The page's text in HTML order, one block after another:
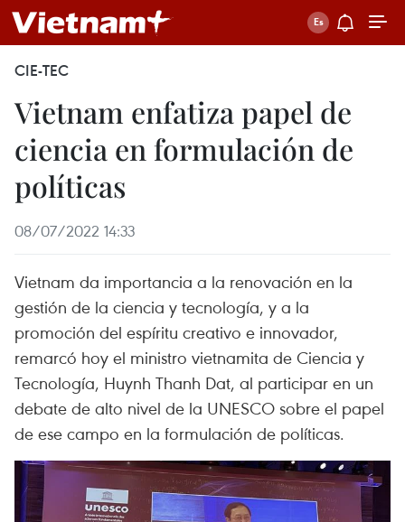
CIE-TEC
Vietnam enfatiza papel de
ciencia en formulación de
políticas
08/07/2022 14:33
Vietnam da importancia a la renovación en la
gestión de la ciencia y tecnología, y a la
promoción del espíritu creativo e innovador,
remarcó hoy el ministro vietnamita de Ciencia y
Tecnología, Huynh Thanh Dat, al participar en un
debate de alto nivel de la UNESCO sobre el papel
de ese campo en la formulación de políticas.